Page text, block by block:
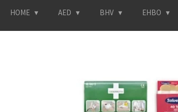
HOME AED BHV EHBO